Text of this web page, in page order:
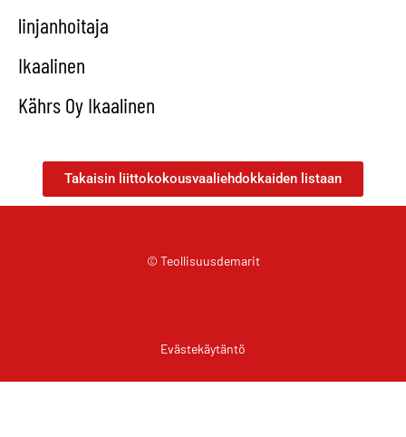
linjanhoitaja
Ikaalinen
Kährs Oy Ikaalinen
Takaisin liittokokousvaaliehdokkaiden listaan
© Teollisuusdemarit
Evästekäytäntö